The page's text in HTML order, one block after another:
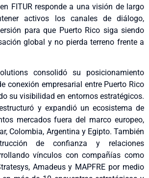
FITUR responde a una visión de largo
activos los canales de diálogo,
para que Puerto Rico siga siendo
global y no pierda terreno frente a
consolidó su posicionamiento
conexión empresarial entre Puerto Rico
su visibilidad en entornos estratégicos.
y expandió un ecosistema de
mercados fuera del marco europeo,
Colombia, Argentina y Egipto. También
de confianza y relaciones
vínculos con compañías como
Amadeus y MAPFRE por medio